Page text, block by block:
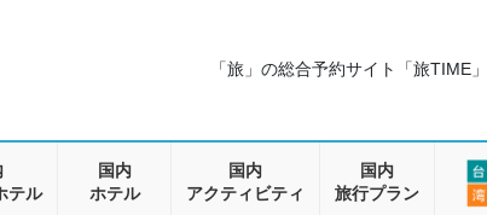
「旅」の総合予約サイト「旅TIME」
テル
国内
ホテル
国内
アクティビティ
国内
旅行プラン